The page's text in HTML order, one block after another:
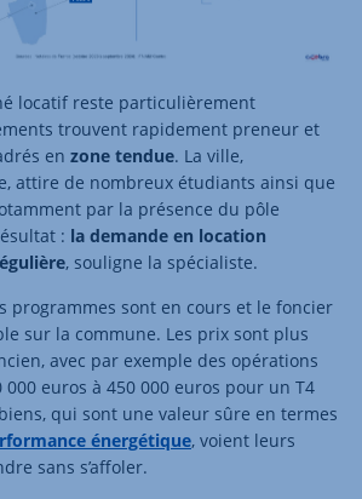
locatif reste particulièrement
trouvent rapidement preneur et
en zone tendue. La ville,
attire de nombreux étudiants ainsi que
par la présence du pôle
: la demande en location
, souligne la spécialiste.
programmes sont en cours et le foncier
sur la commune. Les prix sont plus
avec par exemple des opérations
000 euros à 450 000 euros pour un T4
qui sont une valeur sûre en termes
énergétique, voient leurs
sans s’affoler.